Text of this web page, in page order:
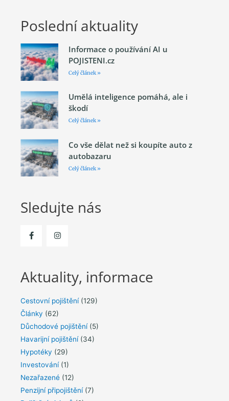
Poslední aktuality
Informace o používání AI u
POJISTENI.cz
Celý článek »
Umělá inteligence pomáhá, ale i
škodí
Celý článek »
Co vše dělat než si koupíte auto z
autobazaru
Celý článek »
Sledujte nás
Aktuality, informace
Cestovní pojištění(129)
Články (62)
Důchodové pojištění(5)
Havarijní pojištění(34)
Hypotéky (29)
Investování(1)
Nezařazené (12)
Penzijní připojištění(7)